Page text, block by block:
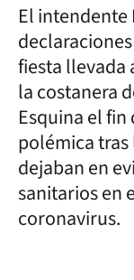
El intendente
fiesta llevada
la costanera
Esquina el fin
polémica
dejaban en
sanitarios en
coronavirus.